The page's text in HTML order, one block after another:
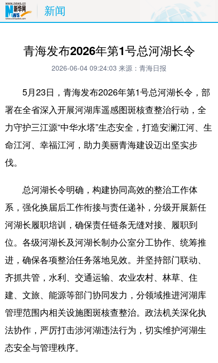
新闻
青海发布2026年第1号总河湖长令
2026-06-04 09:24:03 来源：青海日报
5月23日，青海发布2026年第1号总河湖长令，部
署在全省深入开展河湖库遥感图斑核查整治行动，全
力守护三江源“中华水塔”生态安全，打造安澜江河、生
命江河、幸福江河，助力美丽青海建设迈出坚实步
伐。
总河湖长令明确，构建协同高效的整治工作体
系，强化换届后工作衔接与责任递补，分级开展新任
河湖长履职培训，确保责任链条无缝对接、履职到
位。各级河湖长及河湖长制办公室分工协作、统筹推
进，确保各项整治任务落地见效。并坚持部门联动、
齐抓共管，水利、交通运输、农业农村、林草、住
建、文旅、能源等部门协同发力，分领域推进河湖库
管理范围内相关设施图斑核查整治。政法机关深化执
法协作，严厉打击涉河湖违法行为，切实维护河湖生
态安全与管理秩序。